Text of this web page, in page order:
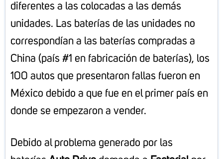
diferentes a las colocadas a las demás
unidades. Las baterías de las unidades no
correspondían a las baterías compradas a
China (país #1 en fabricación de baterías), los
100 autos que presentaron fallas fueron en
México debido a que fue en el primer país en
donde se empezaron a vender.
Debido al problema generado por las